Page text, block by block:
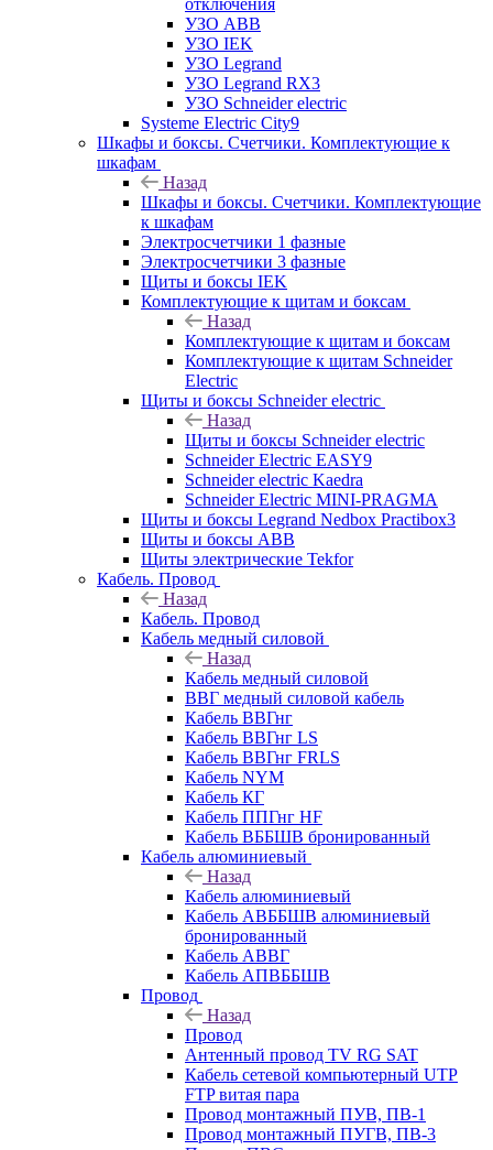
УЗО ABB
УЗО IEK
УЗО Legrand
УЗО Legrand RX3
УЗО Schneider electric
Systeme Electric City9
Шкафы и боксы. Счетчики. Комплектующие к
шкафам
Назад
Шкафы и боксы. Счетчики. Комплектующие
к шкафам
Электросчетчики 1 фазные
Электросчетчики 3 фазные
Щиты и боксы IEK
Комплектующие к щитам и боксам
Назад
Комплектующие к щитам и боксам
Комплектующие к щитам Schneider
Electric
Щиты и боксы Schneider electric
Назад
Щиты и боксы Schneider electric
Schneider Electric EASY9
Schneider electric Kaedra
Schneider Electric MINI-PRAGMA
Щиты и боксы Legrand Nedbox Practibox3
Щиты и боксы ABB
Щиты электрические Tekfor
Кабель. Провод
Назад
Кабель. Провод
Кабель медный силовой
Назад
Кабель медный силовой
ВВГ медный силовой кабель
Кабель ВВГнг
Кабель ВВГнг LS
Кабель ВВГнг FRLS
Кабель NYM
Кабель КГ
Кабель ППГнг HF
Кабель ВББШВ бронированный
Кабель алюминиевый
Назад
Кабель алюминиевый
Кабель АВББШВ алюминиевый
бронированный
Кабель АВВГ
Кабель АПВББШВ
Провод
Назад
Провод
Антенный провод TV RG SAT
Кабель сетевой компьютерный UTP
FTP витая пара
Провод монтажный ПУВ, ПВ-1
Провод монтажный ПУГВ, ПВ-3